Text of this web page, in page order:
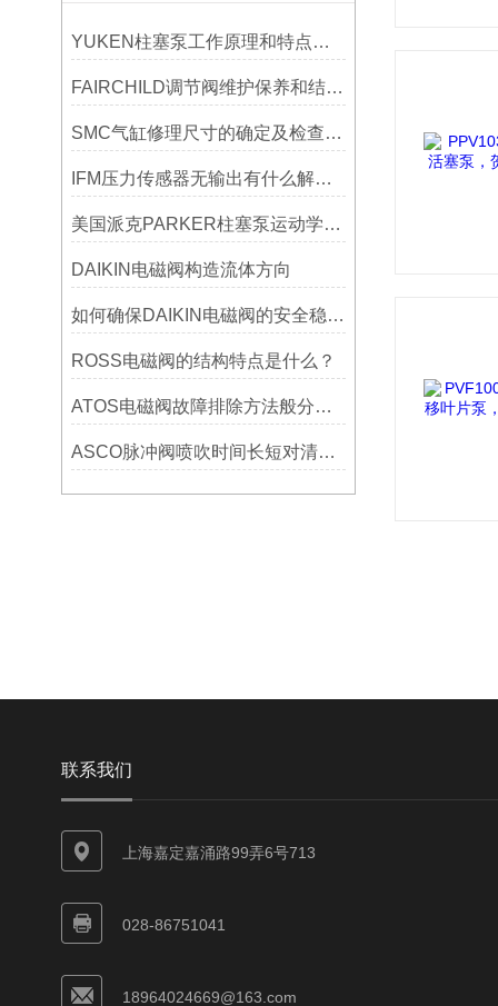
YUKEN柱塞泵工作原理和特点详细分享
FAIRCHILD调节阀维护保养和结构组成
SMC气缸修理尺寸的确定及检查方法
IFM压力传感器无输出有什么解决方案?
美国派克PARKER柱塞泵运动学及流量分析
DAIKIN电磁阀构造流体方向
如何确保DAIKIN电磁阀的安全稳定运行？
ROSS电磁阀的结构特点是什么？
ATOS电磁阀故障排除方法般分为哪些
ASCO脉冲阀喷吹时间长短对清灰效果的影响
联系我们
上海嘉定嘉涌路99弄6号713
028-86751041
18964024669@163.com